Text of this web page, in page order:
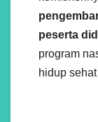
peserta
program
hidup